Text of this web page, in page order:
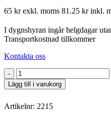
65 kr exkl. moms 81.25 kr inkl.
I dygnshyran ingår helgdagar
Transportkostnad tillkommer
Kontakta oss
Stolsöverdrag
vit
stretch
mängd
Lägg till i varukorg
Artikelnr: 2215